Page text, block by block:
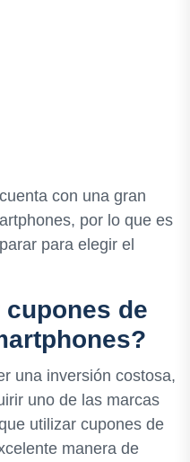
con una gran
por lo que es
para elegir el
de
una inversión costosa,
uno de las marcas
utilizar cupones de
manera de